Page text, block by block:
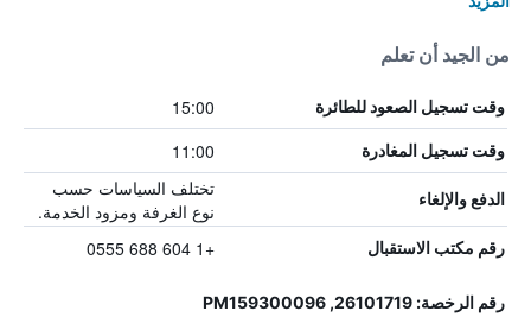
من الجيد أن تعلم
وقت تسجيل الصعود للطائرة 15:00
وقت تسجيل المغادرة 11:00
الدفع والإلغاء
تختلف السياسات حسب
نوع الغرفة ومزود الخدمة.
رقم مكتب الاستقبال +1 604 688 0555
رقم الرخصة: 26101719, PM159300096